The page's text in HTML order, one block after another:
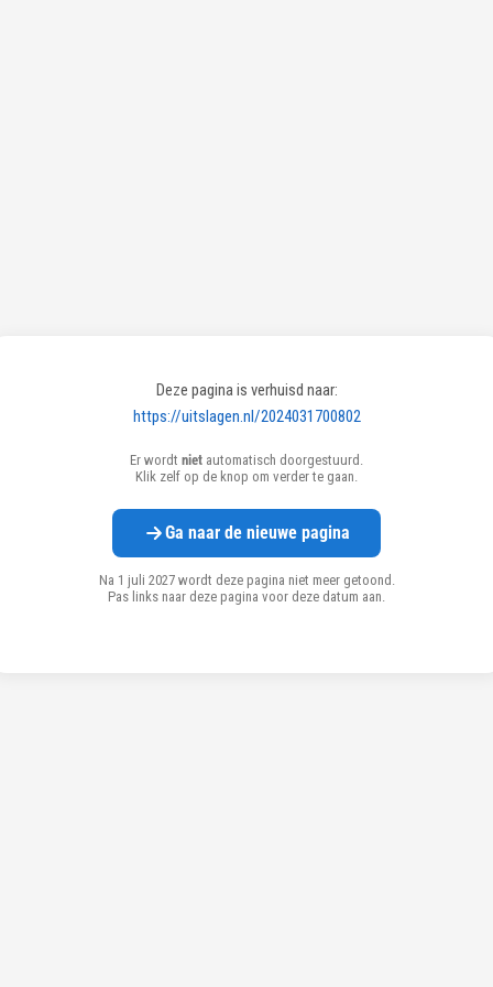
Deze pagina is verhuisd naar:
https://uitslagen.nl/2024031700802
Er wordt niet automatisch doorgestuurd.
Klik zelf op de knop om verder te gaan.
Ga naar de nieuwe pagina
Na 1 juli 2027 wordt deze pagina niet meer getoond.
Pas links naar deze pagina voor deze datum aan.